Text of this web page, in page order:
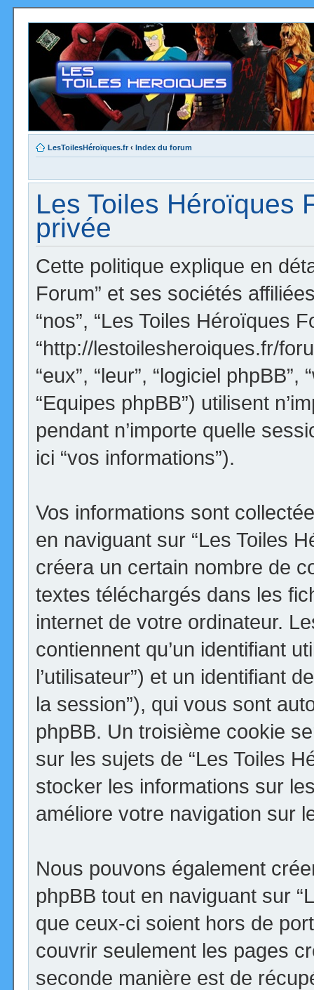
LesToilesHéroïques.fr ‹ Index du forum
Les Toiles Héroïques
privée
Cette politique explique en
Forum” et ses sociétés
“nos”, “Les Toiles Héroïques
“http://lestoilesheroiques.fr/
“eux”, “leur”, “logiciel
“Equipes phpBB”) utilisent
pendant n’importe quelle
ici “vos informations”).
Vos informations sont
en naviguant sur “Les Toiles
créera un certain nombre de
textes téléchargés dans les
internet de votre ordinateur.
contiennent qu’un identifiant
l’utilisateur”) et un identifiant
la session”), qui vous sont
phpBB. Un troisième cookie
sur les sujets de “Les Toiles
stocker les informations sur
améliore votre navigation sur
Nous pouvons également
phpBB tout en naviguant sur
que ceux-ci soient hors de
couvrir seulement les pages
seconde manière est de